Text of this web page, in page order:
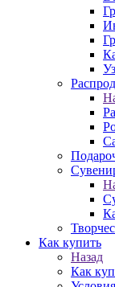
Как купить
Назад
Как